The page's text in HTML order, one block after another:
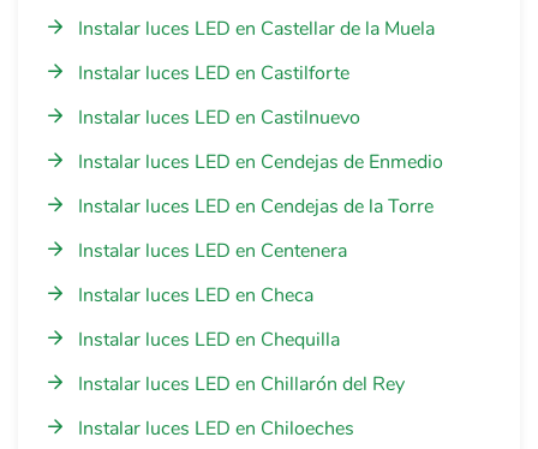
Instalar luces LED en Castellar de la Muela
Instalar luces LED en Castilforte
Instalar luces LED en Castilnuevo
Instalar luces LED en Cendejas de Enmedio
Instalar luces LED en Cendejas de la Torre
Instalar luces LED en Centenera
Instalar luces LED en Checa
Instalar luces LED en Chequilla
Instalar luces LED en Chillarón del Rey
Instalar luces LED en Chiloeches